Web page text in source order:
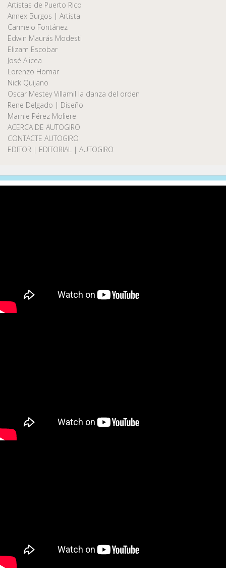
Artistas de Puerto Rico
Annex Burgos | Artista
Carmelo Fontánez
Edwin Maurás Modesti
Elizam Escobar
José Alicea
Lorenzo Homar
Nick Quijano
Oscar Mestey Villamil la danza del orden
Rene Delgado | Diseño
Marnie Pérez Moliere
ACERCA DE AUTOGIRO
CONTACTE AUTOGIRO
EDITOR | EDITORIAL | AUTOGIRO